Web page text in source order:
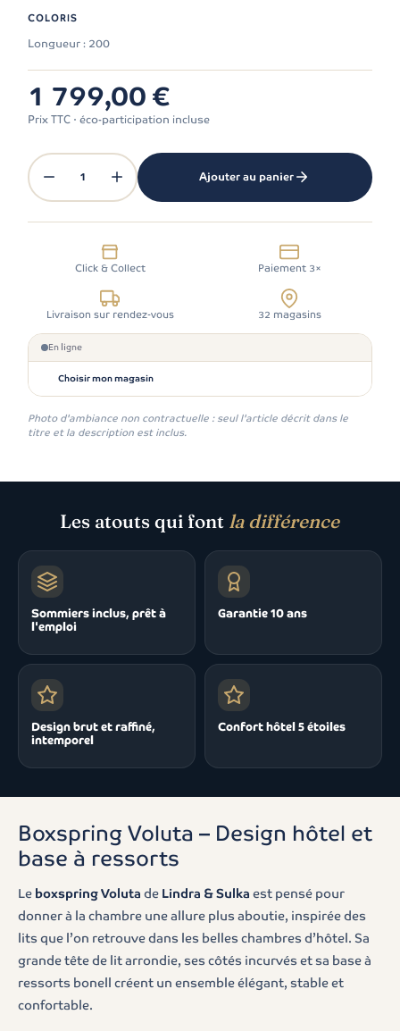
COLORIS
Longueur : 200
1 799,00 €
Prix TTC · éco-participation incluse
1 Ajouter au panier
Click & Collect Paiement 3×
Livraison sur rendez-vous 32 magasins
En ligne
Choisir mon magasin
Photo d'ambiance non contractuelle : seul l'article décrit dans le
titre et la description est inclus.
Les atouts qui font la différence
Sommiers inclus, prêt à
l'emploi
Garantie 10 ans
Design brut et raffiné,
intemporel
Confort hôtel 5 étoiles
Boxspring Voluta – Design hôtel et
base à ressorts
Le boxspring Voluta de Lindra & Sulka est pensé pour
donner à la chambre une allure plus aboutie, inspirée des
lits que l’on retrouve dans les belles chambres d’hôtel. Sa
grande tête de lit arrondie, ses côtés incurvés et sa base à
ressorts bonell créent un ensemble élégant, stable et
confortable.